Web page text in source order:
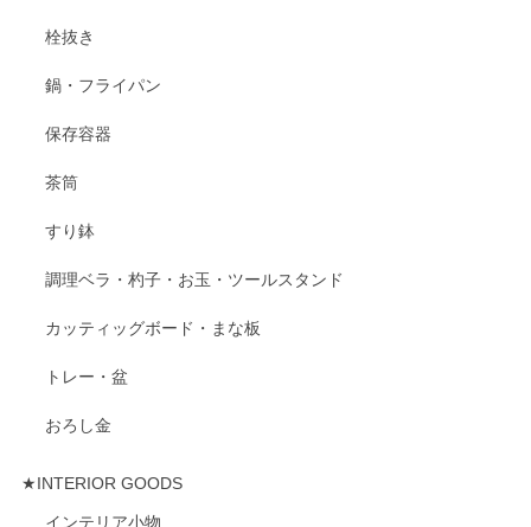
栓抜き
鍋・フライパン
保存容器
茶筒
すり鉢
調理ベラ・杓子・お玉・ツールスタンド
カッティッグボード・まな板
トレー・盆
おろし金
★INTERIOR GOODS
インテリア小物